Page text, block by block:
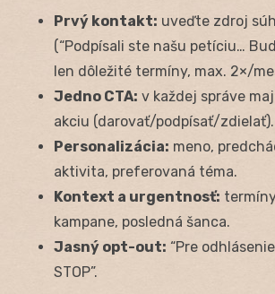
Prvý kontakt: uveďte zdroj
(“Podpísali ste našu petíciu…
len dôležité termíny, max. 2×/
Jedno CTA: v každej správe
akciu (darovať/podpísať/zdielať).
Personalizácia: meno,
aktivita, preferovaná téma.
Kontext a urgentnosť:
kampane, posledná šanca.
Jasný opt-out: “Pre
STOP”.